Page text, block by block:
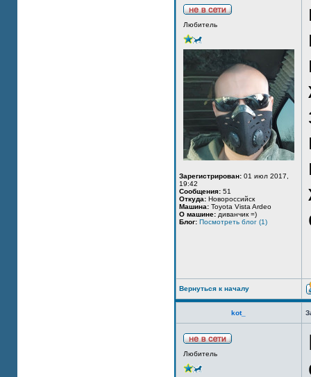
Любитель
Зарегистрирован: 01 июл 2017,
19:42
Сообщения: 51
Откуда: Новороссийск
Машина: Toyota Vista Ardeo
О машине: диванчик =)
Блог: Посмотреть блог (1)
Вернуться к началу
kot_
Любитель